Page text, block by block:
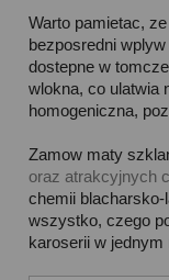
Warto pamietac, ze
bezposredni
dostepne w
wlokna, co ulatwia
homogeniczna,
Zamow maty
oraz atrakcyjnych
chemii
wszystko, czego
karoserii w